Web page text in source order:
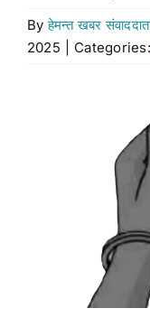
Search
Byहेमन्त खबर
2025
Categories: